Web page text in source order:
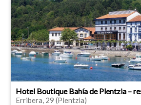
Hotel Boutique Bahía de Plentzia –
Erribera, 29 (Plentzia)